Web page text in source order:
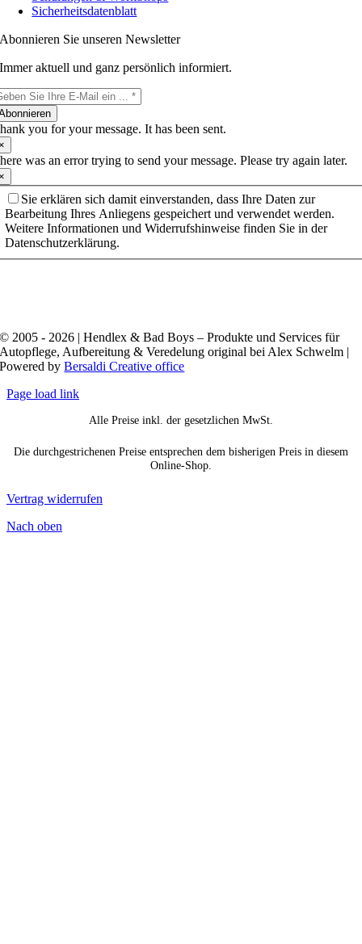
Sicherheitsdatenblatt
Abonnieren Sie unseren Newsletter
Immer aktuell und ganz persönlich informiert.
you for your message. It has been sent.
was an error trying to send your message. Please try again later.
Sie erklären sich damit einverstanden, dass Ihre Daten zur
Bearbeitung Ihres Anliegens gespeichert und verwendet werden.
Weitere Informationen und Widerrufshinweise finden Sie in der
Datenschutzerklärung.
© 2005 - 2026 | Hendlex & Bad Boys – Produkte und Services für
Autopflege, Aufbereitung & Veredelung original bei Alex Schwelm |
Powered byBersaldi Creative office
Page load link
Alle Preise inkl. der gesetzlichen MwSt.
Die durchgestrichenen Preise entsprechen dem bisherigen Preis in diesem
Online-Shop.
Vertrag widerrufen
Nach oben